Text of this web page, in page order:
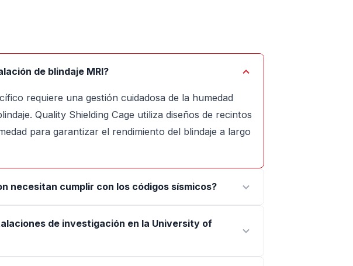
de blindaje MRI?
requiere una gestión cuidadosa de la humedad
Quality Shielding Cage utiliza diseños de recintos
para garantizar el rendimiento del blindaje a largo
necesitan cumplir con los códigos sísmicos?
de investigación en la University of